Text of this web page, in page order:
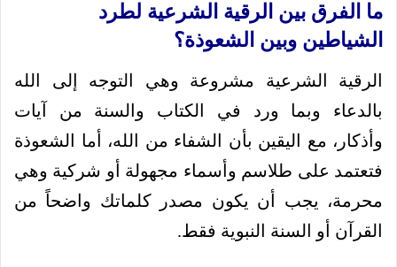
ما الفرق بين الرقية الشرعية لطرد
الشياطين وبين الشعوذة؟
الرقية الشرعية مشروعة وهي التوجه إلى الله
بالدعاء وبما ورد في الكتاب والسنة من آيات
وأذكار، مع اليقين بأن الشفاء من الله، أما الشعوذة
فتعتمد على طلاسم وأسماء مجهولة أو شركية وهي
محرمة، يجب أن يكون مصدر كلماتك واضحاً من
القرآن أو السنة النبوية فقط.